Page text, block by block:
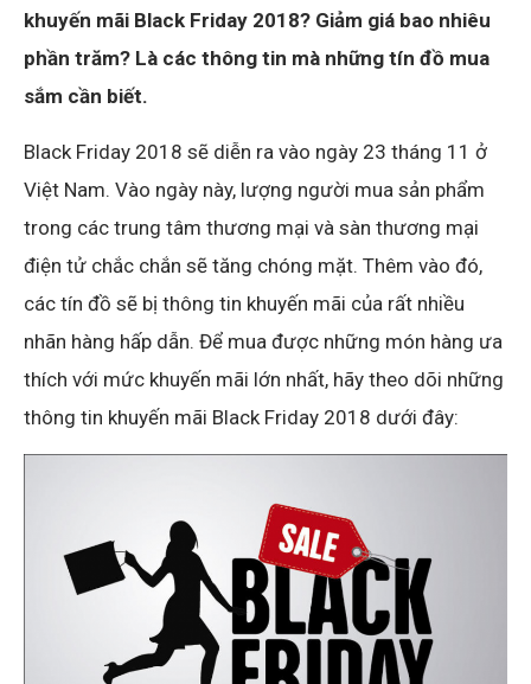
khuyến mãi Black Friday 2018? Giảm giá bao nhiêu
phần trăm? Là các thông tin mà những tín đồ mua
sắm cần biết.
Black Friday 2018 sẽ diễn ra vào ngày 23 tháng 11 ở
Việt Nam. Vào ngày này, lượng người mua sản phẩm
trong các trung tâm thương mại và sàn thương mại
điện tử chắc chắn sẽ tăng chóng mặt. Thêm vào đó,
các tín đồ sẽ bị thông tin khuyến mãi của rất nhiều
nhãn hàng hấp dẫn. Để mua được những món hàng ưa
thích với mức khuyến mãi lớn nhất, hãy theo dõi những
thông tin khuyến mãi Black Friday 2018 dưới đây: